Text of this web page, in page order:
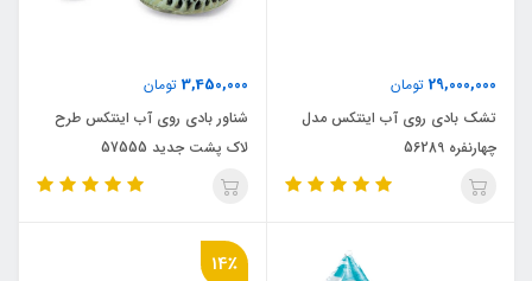
29,000,000 تومان
تشک بادی روی آب اینتکس مدل
چهارنفره 56289
3,450,000 تومان
شناور بادی روی آب اینتکس طرح
لاک پشت جدید 57555
14٪